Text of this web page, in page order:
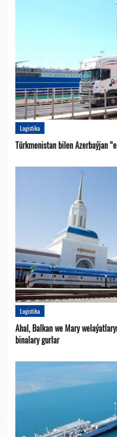
Logistika
Türkmenistan bilen Azerbaýjan
Logistika
Ahal, Balkan we Mary
binalary gurlar